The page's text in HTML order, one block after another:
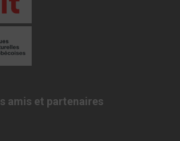
amis et partenaires